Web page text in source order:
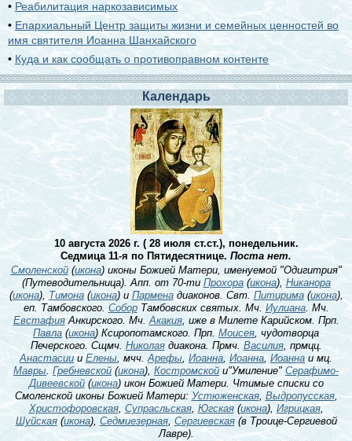
• Реабилитация наркозависимых
• Епархиальный Центр защиты жизни и семейных ценностей во
имя святителя Иоанна Шанхайского
• Куда и как сообщать о противоправном контенте
Календарь
10 августа 2026 г. ( 28 июля ст.ст.), понедельник.
Седмица 11-я по Пятидесятнице. Поста нет.
Смоленской(икона) иконы Божией Матери, именуемой "Одигитрия"
(Путеводительница). Апп. от 70-ти Прохора(икона), Никанора
(икона), Тимона(икона) и Парменадиаконов. Свт. Питирима(икона),
еп. Тамбовского. СоборТамбовских святых. Мч. Иулиана. Мч.
ЕвстафияАнкирского. Мч.Акакия, иже в Милете Карийском. Прп.
Павла (икона) Ксиропотамского. Прп. Моисея, чудотворца
Печерского. Сщмч. Николаядиакона. Прмч.Василия, прмцц.
Анастасиии Елены, мчч.Арефы, Иоанна,Иоанна, Иоанна и мц.
Мавры. Гребневской (икона), Костромской и"Умиление" Серафимо-
Дивеевской(икона) икон Божией Матери. Чтимые списки со
Смоленской иконы Божией Матери:Устюженская, Выдропусская,
Христофоровская, Супрасльская, Югская(икона), Игрицкая,
Шуйская(икона), Седмиезерная, Сергиевская(в Троице-Сергиевой
Лавре).